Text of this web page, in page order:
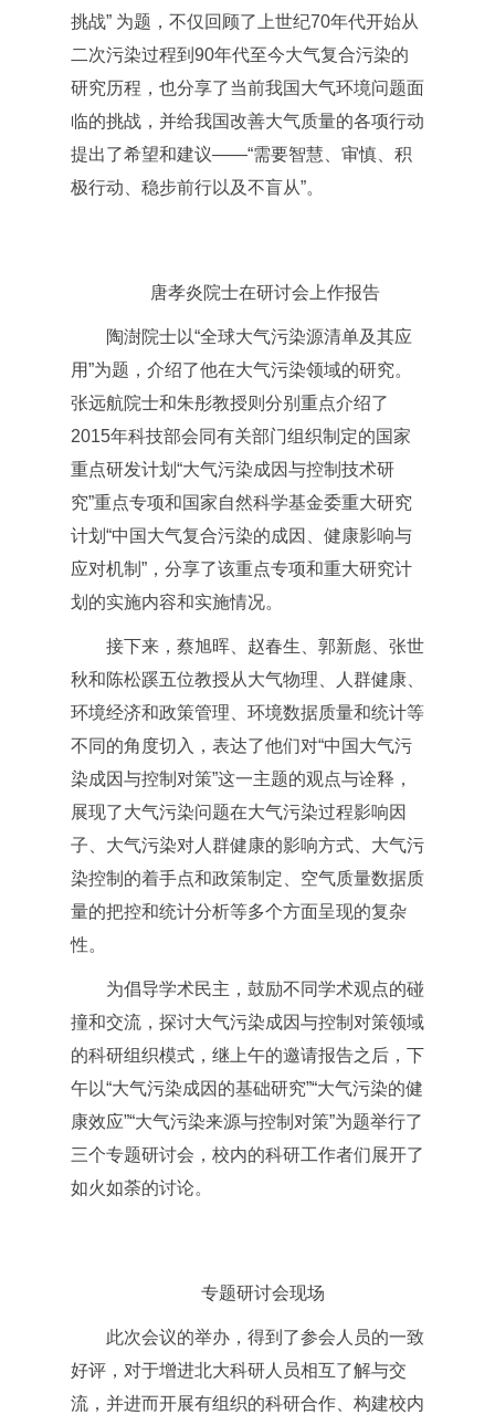
挑战” 为题，不仅回顾了上世纪70年代开始从
二次污染过程到90年代至今大气复合污染的
研究历程，也分享了当前我国大气环境问题面
临的挑战，并给我国改善大气质量的各项行动
提出了希望和建议——“需要智慧、审慎、积
极行动、稳步前行以及不盲从”。
唐孝炎院士在研讨会上作报告
陶澍院士以“全球大气污染源清单及其应
用”为题，介绍了他在大气污染领域的研究。
张远航院士和朱彤教授则分别重点介绍了
2015年科技部会同有关部门组织制定的国家
重点研发计划“大气污染成因与控制技术研
究”重点专项和国家自然科学基金委重大研究
计划“中国大气复合污染的成因、健康影响与
应对机制”，分享了该重点专项和重大研究计
划的实施内容和实施情况。
接下来，蔡旭晖、赵春生、郭新彪、张世
秋和陈松蹊五位教授从大气物理、人群健康、
环境经济和政策管理、环境数据质量和统计等
不同的角度切入，表达了他们对“中国大气污
染成因与控制对策”这一主题的观点与诠释，
展现了大气污染问题在大气污染过程影响因
子、大气污染对人群健康的影响方式、大气污
染控制的着手点和政策制定、空气质量数据质
量的把控和统计分析等多个方面呈现的复杂
性。
为倡导学术民主，鼓励不同学术观点的碰
撞和交流，探讨大气污染成因与控制对策领域
的科研组织模式，继上午的邀请报告之后，下
午以“大气污染成因的基础研究”“大气污染的健
康效应”“大气污染来源与控制对策”为题举行了
三个专题研讨会，校内的科研工作者们展开了
如火如荼的讨论。
专题研讨会现场
此次会议的举办，得到了参会人员的一致
好评，对于增进北大科研人员相互了解与交
流，并进而开展有组织的科研合作、构建校内